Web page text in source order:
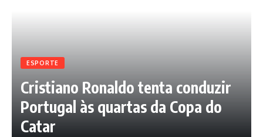
ESPORTE
Cristiano Ronaldo tenta conduzir
Portugal às quartas da Copa do
Catar